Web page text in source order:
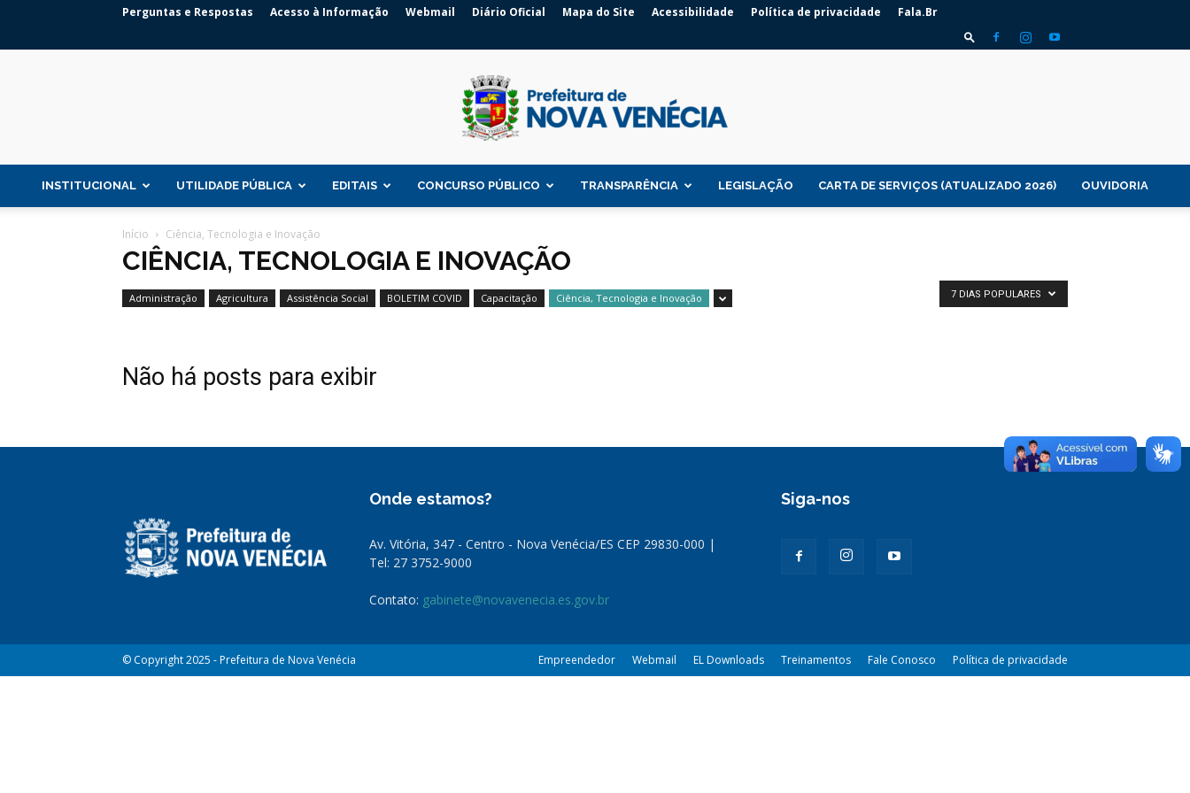
Perguntas e Respostas Acesso à Informação Webmail Diário Oficial Mapa do Site Acessibilidade Política de privacidade Fala.Br
Venécia
INSTITUCIONAL UTILIDADE PÚBLICA EDITAIS CONCURSO PÚBLICO TRANSPARÊNCIA LEGISLAÇÃO CARTA DE SERVIÇOS (ATUALIZADO 2026) OUVIDORIA
Início Ciência, Tecnologia e Inovação
CIÊNCIA, TECNOLOGIA E INOVAÇÃO
Administração Agricultura Assistência Social BOLETIM COVID Capacitação Ciência, Tecnologia e Inovação 7 DIAS POPULARES
Não há posts para exibir
Onde estamos?
Av. Vitória, 347 - Centro - Nova Venécia/ES CEP 29830-000 |
Tel: 27 3752-9000
Contato: gabinete@novavenecia.es.gov.br
Siga-nos
Empreendedor Webmail EL Downloads Treinamentos Fale Conosco Política de privacidade
© Copyright 2025 - Prefeitura de Nova Venécia